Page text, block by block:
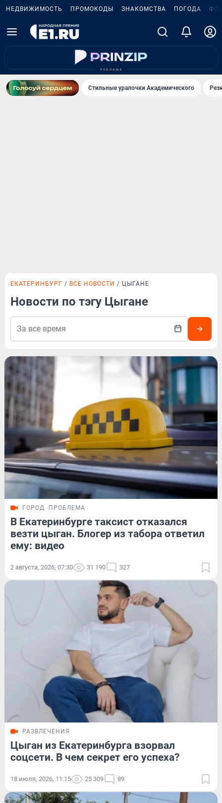
НЕДВИЖИМОСТЬ ПРОМОКОДЫ ЗНАКОМСТВА ПОГОДА
Стильные уралочки Академического
ЕКАТЕРИНБУРГ ВСЕ НОВОСТИ ЦЫГАНЕ
Новости по тэгу Цыгане
ГОРОД ПРОБЛЕМА
В Екатеринбурге таксист отказался
везти цыган. Блогер из табора ответил
ему: видео
2 августа, 2026, 07:30 31 190 327
РАЗВЛЕЧЕНИЯ
Цыган из Екатеринбурга взорвал
соцсети. В чем секрет его успеха?
18 июля, 2026, 11:15 25 309 89